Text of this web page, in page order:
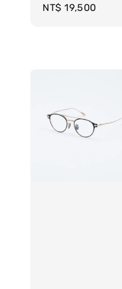
Regular
NT$ 19,500